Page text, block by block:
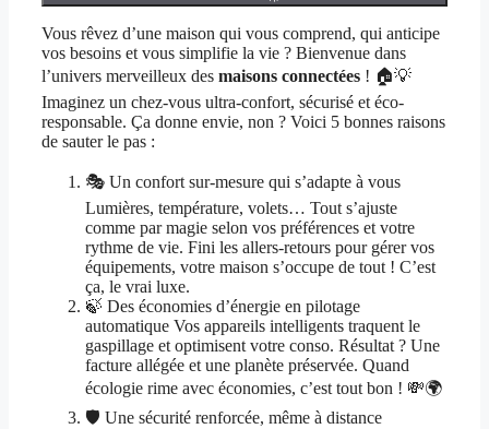
Vous rêvez d’une maison qui vous comprend, qui anticipe
vos besoins et vous simplifie la vie ? Bienvenue dans
l’univers merveilleux des maisons connectées ! 🏠💡
Imaginez un chez-vous ultra-confort, sécurisé et éco-
responsable. Ça donne envie, non ? Voici 5 bonnes raisons
de sauter le pas :
🎭 Un confort sur-mesure qui s’adapte à vous
Lumières, température, volets… Tout s’ajuste
comme par magie selon vos préférences et votre
rythme de vie. Fini les allers-retours pour gérer vos
équipements, votre maison s’occupe de tout ! C’est
ça, le vrai luxe.
🍃 Des économies d’énergie en pilotage
automatique Vos appareils intelligents traquent le
gaspillage et optimisent votre conso. Résultat ? Une
facture allégée et une planète préservée. Quand
écologie rime avec économies, c’est tout bon ! 💸🌍
🛡️ Une sécurité renforcée, même à distance